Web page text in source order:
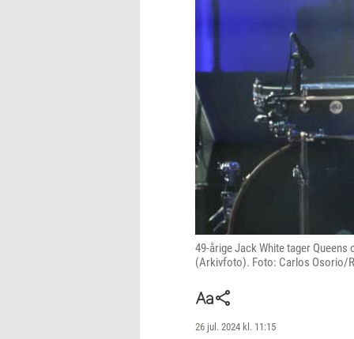
49-årige Jack White tager
(Arkivfoto). Foto: Carlos Osorio/
26 jul. 2024 kl. 11:15